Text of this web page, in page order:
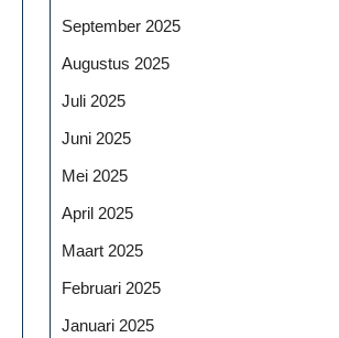
September 2025
Augustus 2025
Juli 2025
Juni 2025
Mei 2025
April 2025
Maart 2025
Februari 2025
Januari 2025